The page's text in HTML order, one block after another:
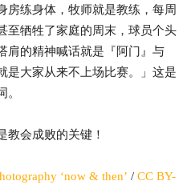
房练身体，牧师就是教练，每周
至牺牲了家庭的周末，球员个头
肩的精神喊话就是『阿门』与
是大家从来不上场比赛。」这是
。
教会成败的关键！
‘now & then’ / CC BY-